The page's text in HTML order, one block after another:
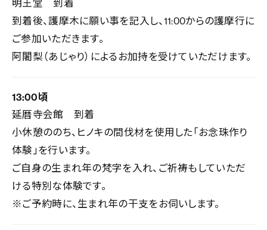
明王堂 到着
到着後、護摩木に願い事を記入し、11:00からの護摩行に
ご参加いただきます。
阿闍梨（あじゃり）によるお加持を受けていただけます。
13:00頃
延暦寺会館 到着
小休憩ののち、ヒノキの間伐材を使用した「お念珠作り
体験」を行います。
ご自身の生まれ年の梵字を入れ、ご祈祷もしていただ
ける特別な体験です。
※ご予約時に、生まれ年の干支をお伺いします。